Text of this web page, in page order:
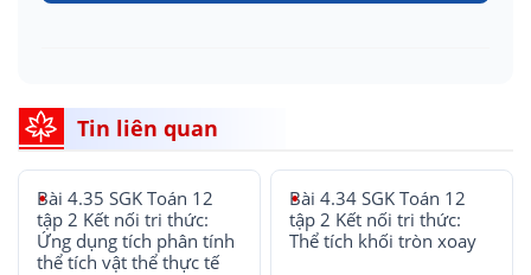
Tin liên quan
Bài 4.35 SGK Toán 12
tập 2 Kết nối tri thức:
Ứng dụng tích phân tính
thể tích vật thể thực tế
Bài 4.34 SGK Toán 12
tập 2 Kết nối tri thức:
Thể tích khối tròn xoay